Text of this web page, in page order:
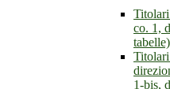
co. 1,
tabelle)
1-bis,